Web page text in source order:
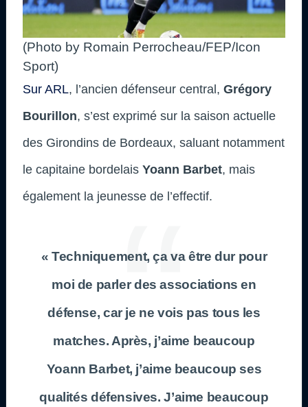
(Photo by Romain Perrocheau/FEP/Icon
Sport)
Sur ARL, l’ancien défenseur central, Grégory
Bourillon, s’est exprimé sur la saison actuelle
des Girondins de Bordeaux, saluant notamment
le capitaine bordelais Yoann Barbet, mais
également la jeunesse de l’effectif.
« Techniquement, ça va être dur pour
moi de parler des associations en
défense, car je ne vois pas tous les
matches. Après, j’aime beaucoup
Yoann Barbet, j’aime beaucoup ses
qualités défensives. J’aime beaucoup